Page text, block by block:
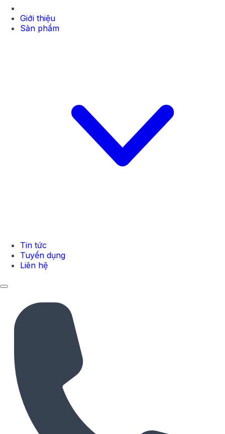
Giới thiệu
Sản phẩm
Tin tức
Tuyển dụng
Liên hệ